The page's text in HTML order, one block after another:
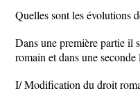
Quelles sont les évolutions
Dans une première partie il
romain et dans une
I/ Modification du droit